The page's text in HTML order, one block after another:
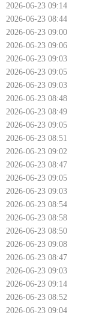
2026-06-23 09:14
2026-06-23 08:44
2026-06-23 09:00
2026-06-23 09:06
2026-06-23 09:03
2026-06-23 09:05
2026-06-23 09:03
2026-06-23 08:48
2026-06-23 08:49
2026-06-23 09:05
2026-06-23 08:51
2026-06-23 09:02
2026-06-23 08:47
2026-06-23 09:05
2026-06-23 09:03
2026-06-23 08:54
2026-06-23 08:58
2026-06-23 08:50
2026-06-23 09:08
2026-06-23 08:47
2026-06-23 09:03
2026-06-23 09:14
2026-06-23 08:52
2026-06-23 09:04